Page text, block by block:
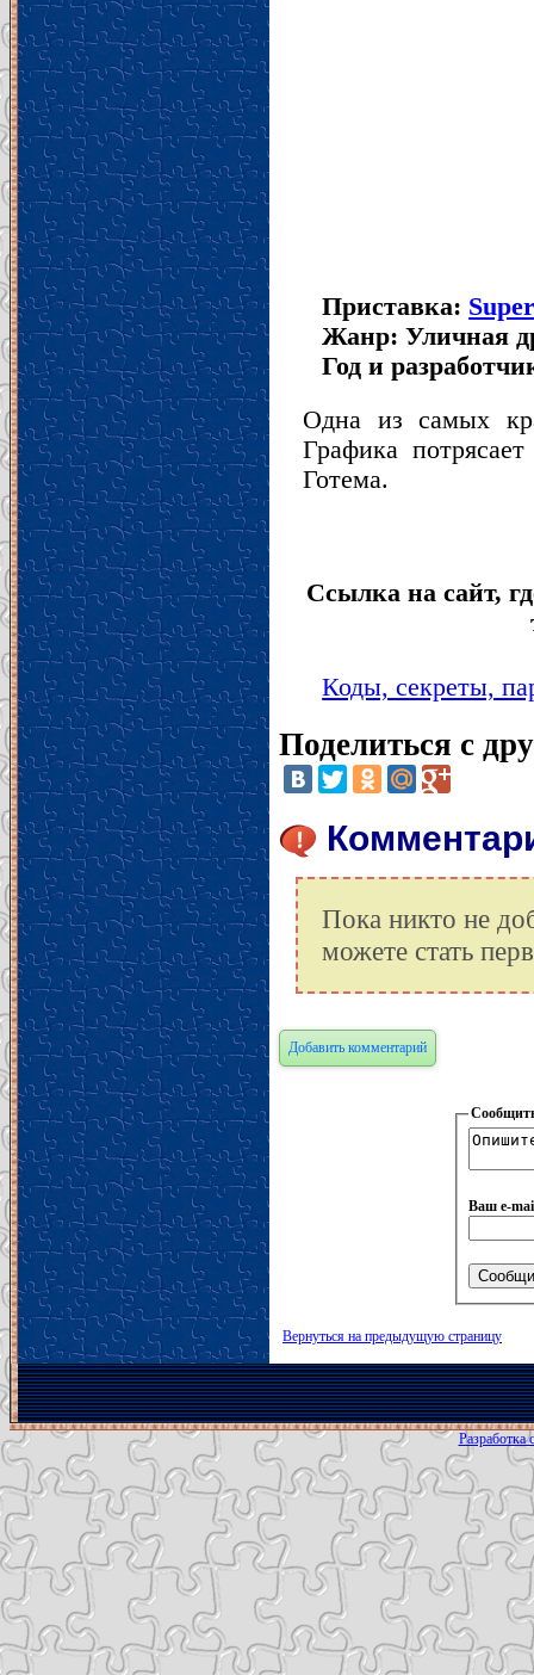
Приставка:
Жанр: Уличная
Год и
Одна из самых
Графика
Готема.
Ссылка на сайт,
Коды, секреты,
Поделиться с
Пока никто не
можете стать
Добавить комментарий
Ваш e-
Вернуться на предыдущую страницу
Разработка